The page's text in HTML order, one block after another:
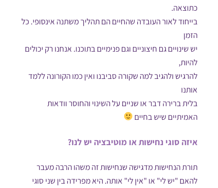
כתוצאה.
בייחוד לאור העובדה שהחיים הם תהליך משתנה אינסופי. כל
הזמן
יש שינויים גם חיצוניים וגם פנימיים בתוכנו. אנחנו רק יכולים
להיות,
להרגיש ולהגיב למה שקורה סביבנו ואין כמו הקורונה ללמד
אותנו
בלית ברירה דבר או שניים על השינוי והחוסר וודאות
האמיתיים שיש בחיים
איזה סוגי נחישות או מוטיבציה יש לנו?
תורת הנחישות מדגישה שנחישות זה משהו הרבה מעבר
להאם "יש לי" או "אין לי" אותה. היא מפרידה בין שני סוגי